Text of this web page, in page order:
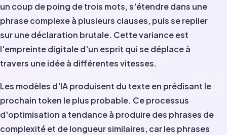
un coup de poing de trois mots, s'étendre dans une
phrase complexe à plusieurs clauses, puis se replier
sur une déclaration brutale. Cette variance est
l'empreinte digitale d'un esprit qui se déplace à
travers une idée à différentes vitesses.
Les modèles d'IA produisent du texte en prédisant le
prochain token le plus probable. Ce processus
d'optimisation a tendance à produire des phrases de
complexité et de longueur similaires, car les phrases